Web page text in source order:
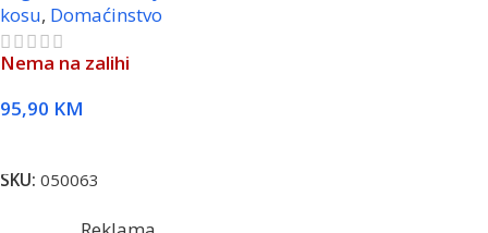
kosu, Domaćinstvo
Nema na zalihi
95,90 KM
SKU: 050063